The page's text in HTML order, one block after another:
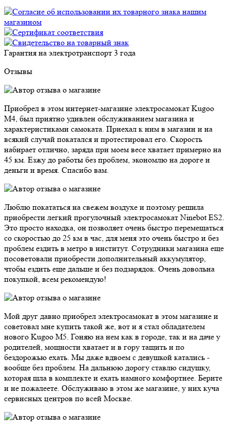
Гарантия на электротранспорт 3 года
Отзывы
Приобрел в этом интернет-магазине электросамокат Kugoo
M4, был приятно удивлен обслуживанием магазина и
характеристиками самоката. Приехал к ним в магазин и на
всякий случай покатался и протестировал его. Скорость
набирает отлично, заряда при моем весе хватает примерно на
45 км. Езжу до работы без проблем, экономлю на дороге и
деньги и время. Спасибо вам.
Люблю покататься на свежем воздухе и поэтому решила
приобрести легкий прогулочный электросамокат Ninebot ES2.
Это просто находка, он позволяет очень быстро перемещаться
со скоростью до 25 км в час, для меня это очень быстро и без
проблем ездить в метро в институт. Сотрудники магазина еще
посоветовали приобрести дополнительный аккумулятор,
чтобы ездить еще дальше и без подзарядок. Очень довольна
покупкой, всем рекомендую!
Мой друг давно приобрел электросамокат в этом магазине и
советовал мне купить такой же, вот и я стал обладателем
нового Kugoo M5. Гоняю на нем как в городе, так и на даче у
родителей, мощности хватает и в гору тащить и по
бездорожью ехать. Мы даже вдвоем с девушкой катались -
вообще без проблем. На дальнюю дорогу ставлю сидушку,
которая шла в комплекте и ехать намного комфортнее. Берите
и не пожалеете. Обслуживаю в этом же магазине, у них куча
сервисных центров по всей Москве.